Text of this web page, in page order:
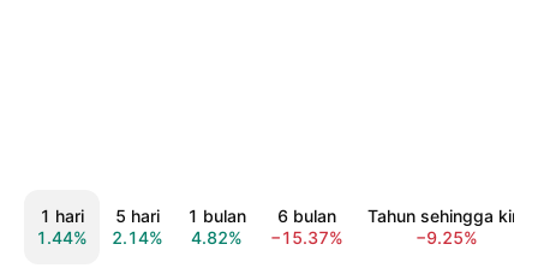
1 hari
1.44%
5 hari
2.14%
1 bulan
4.82%
6 bulan
−15.37%
Tahun sehingga kini
−9.25%